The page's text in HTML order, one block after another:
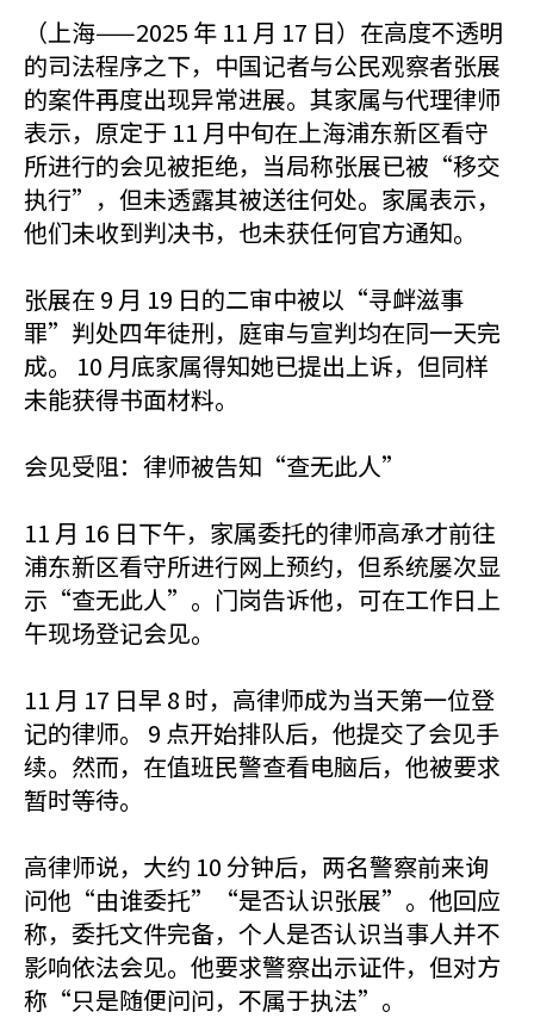
（上海——2025 年 11 月 17 日）在高度不透明
的司法程序之下，中国记者与公民观察者张展
的案件再度出现异常进展。其家属与代理律师
表示，原定于 11 月中旬在上海浦东新区看守
所进行的会见被拒绝，当局称张展已被“移交
执行”，但未透露其被送往何处。家属表示，
他们未收到判决书，也未获任何官方通知。
张展在 9 月 19 日的二审中被以“寻衅滋事
罪”判处四年徒刑，庭审与宣判均在同一天完
成。 10 月底家属得知她已提出上诉，但同样
未能获得书面材料。
会见受阻：律师被告知“查无此人”
11 月 16 日下午，家属委托的律师高承才前往
浦东新区看守所进行网上预约，但系统屡次显
示“查无此人”。门岗告诉他，可在工作日上
午现场登记会见。
11 月 17 日早 8 时，高律师成为当天第一位登
记的律师。 9 点开始排队后，他提交了会见手
续。然而，在值班民警查看电脑后，他被要求
暂时等待。
高律师说，大约 10 分钟后，两名警察前来询
问他“由谁委托”“是否认识张展”。他回应
称，委托文件完备，个人是否认识当事人并不
影响依法会见。他要求警察出示证件，但对方
称“只是随便问问，不属于执法”。